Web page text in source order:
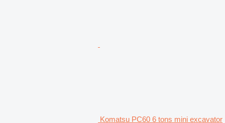
Komatsu PC60 6 tons mini excavator